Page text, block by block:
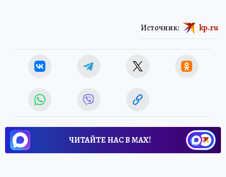
Источник: kp.ru
ЧИТАЙТЕ НАС В МАХ!